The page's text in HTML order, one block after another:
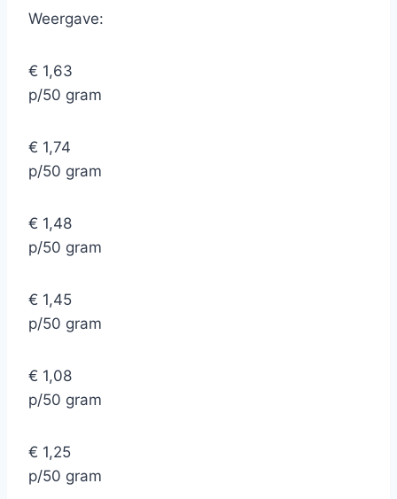
Weergave:
€ 1,63
p/50 gram
€ 1,74
p/50 gram
€ 1,48
p/50 gram
€ 1,45
p/50 gram
€ 1,08
p/50 gram
€ 1,25
p/50 gram